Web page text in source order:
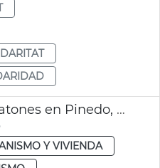
Mejora pasos de peatones en Pinedo, Perellonet y reasfaltado en La Punta
Y VIVIENDA